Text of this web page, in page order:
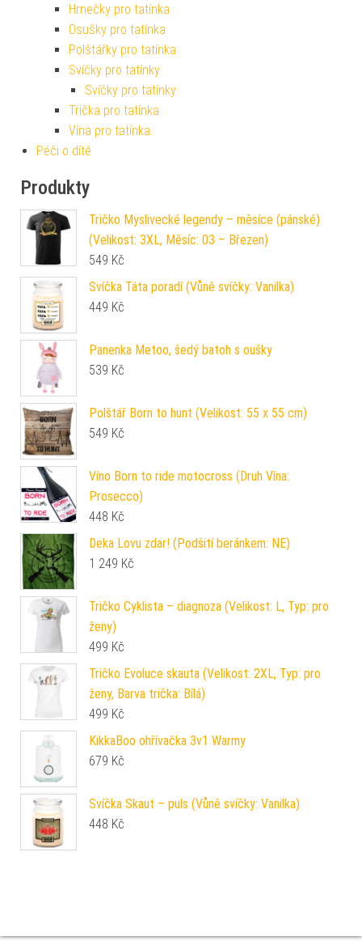
Hrnečky pro tatínka
Osušky pro tatínka
Polštářky pro tatínka
Svíčky pro tatínky
Svíčky pro tatínky
Trička pro tatínka
Vína pro tatínka
Péči o dítě
Produkty
Tričko Myslivecké legendy – měsíce (pánské)
(Velikost: 3XL, Měsíc: 03 – Březen)
549 Kč
Svíčka Táta poradí (Vůně svíčky: Vanilka)
449 Kč
Panenka Metoo, šedý batoh s oušky
539 Kč
Polštář Born to hunt (Velikost: 55 x 55 cm)
549 Kč
Víno Born to ride motocross (Druh Vína:
Prosecco)
448 Kč
Deka Lovu zdar! (Podšití beránkem: NE)
1 249 Kč
Tričko Cyklista – diagnoza (Velikost: L, Typ: pro
ženy)
499 Kč
Tričko Evoluce skauta (Velikost: 2XL, Typ: pro
ženy, Barva trička: Bílá)
499 Kč
KikkaBoo ohřívačka 3v1 Warmy
679 Kč
Svíčka Skaut – puls (Vůně svíčky: Vanilka)
448 Kč